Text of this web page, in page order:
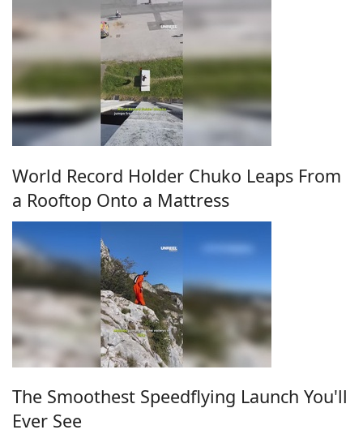
World Record Holder Chuko Leaps From
a Rooftop Onto a Mattress
The Smoothest Speedflying Launch You'll
Ever See